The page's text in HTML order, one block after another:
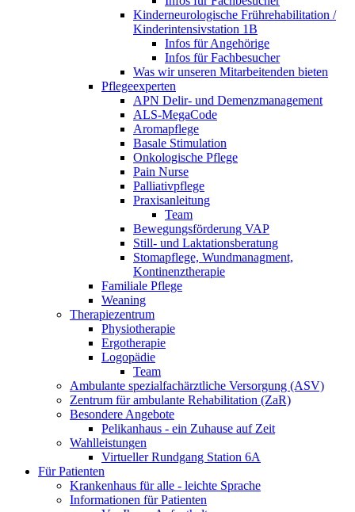
Kinderneurologische Frührehabilitation /
Kinderintensivstation 1B
Infos für Angehörige
Infos für Fachbesucher
Was wir unseren Mitarbeitenden bieten
Pflegeexperten
APN Delir- und Demenzmanagement
ALS-MegaCode
Aromapflege
Basale Stimulation
Onkologische Pflege
Pain Nurse
Palliativpflege
Praxisanleitung
Team
Bewegungsförderung VAP
Still- und Laktationsberatung
Stomapflege, Wundmanagment,
Kontinenztherapie
Familiale Pflege
Weaning
Therapiezentrum
Physiotherapie
Ergotherapie
Logopädie
Team
Ambulante spezialfachärztliche Versorgung (ASV)
Zentrum für ambulante Rehabilitation (ZaR)
Besondere Angebote
Pelikanhaus - ein Zuhause auf Zeit
Wahlleistungen
Virtueller Rundgang Station 6A
Für Patienten
Krankenhaus für alle - leichte Sprache
Informationen für Patienten